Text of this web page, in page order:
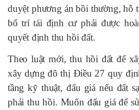
duyệt phương án bồi thường, hỗ
bố trí tái định cư phải được
quyết định thu hồi đất.
Theo luật mới, thu hồi đất để
xây dựng đô thị Điều 27 quy
tầng kỹ thuật, đấu giá nếu đất
phải thu hồi. Muốn đấu giá để